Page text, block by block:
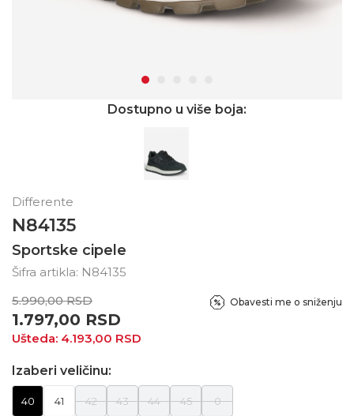
Dostupno u više boja:
Differente
N84135
Sportske cipele
Šifra artikla: N84135
5.990,00 RSD
1.797,00 RSD
Ušteda: 4.193,00 RSD
Obavesti me o sniženju
Izaberi veličinu:
40 41 42 43 44 45 0